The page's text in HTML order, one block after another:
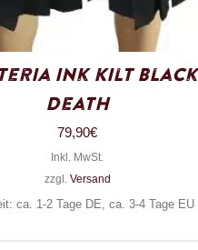
Ink Kilt Black
Death
79,90€
Inkl. MwSt.
zzgl. Versand
ca. 1-2 Tage DE, ca. 3-4 Tage EU